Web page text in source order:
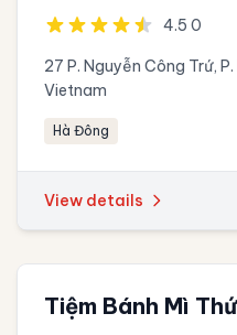
4.5 0
27 P. Nguyễn Công Trứ,
Vietnam
Hà Đông
View details
Tiệm Bánh Mì